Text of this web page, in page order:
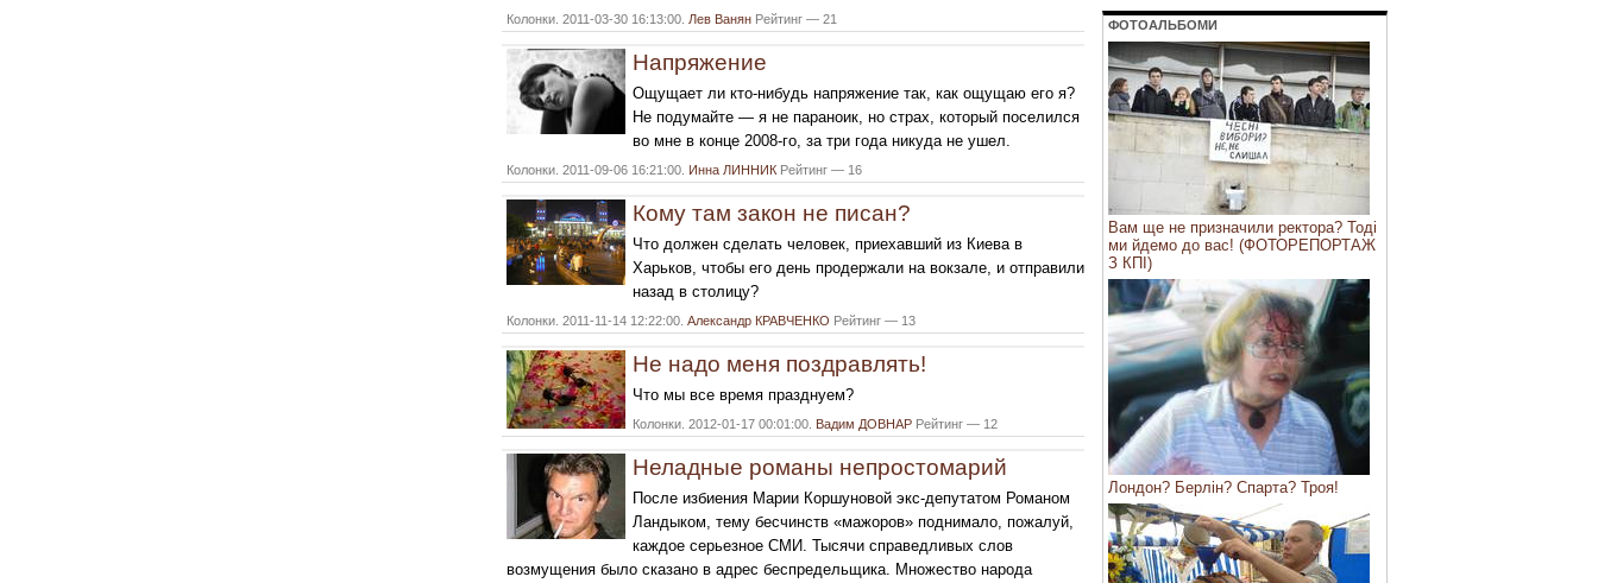
Колонки. 2011-03-30 16:13:00. Лев Ванян Рейтинг — 21
Напряжение
Ощущает ли кто-нибудь напряжение так, как ощущаю его я?
Не подумайте — я не параноик, но страх, который поселился
во мне в конце 2008-го, за три года никуда не ушел.
Колонки. 2011-09-06 16:21:00. Инна ЛИННИК Рейтинг — 16
Кому там закон не писан?
Что должен сделать человек, приехавший из Киева в
Харьков, чтобы его день продержали на вокзале, и отправили
назад в столицу?
Колонки. 2011-11-14 12:22:00. Александр КРАВЧЕНКО Рейтинг — 13
Не надо меня поздравлять!
Что мы все время празднуем?
Колонки. 2012-01-17 00:01:00. Вадим ДОВНАР Рейтинг — 12
Неладные романы непростомарий
После избиения Марии Коршуновой экс-депутатом Романом
Ландыком, тему бесчинств «мажоров» поднимало, пожалуй,
каждое серьезное СМИ. Тысячи справедливых слов
возмущения было сказано в адрес беспредельщика. Множество народа
ФОТОАЛЬБОМИ
Вам ще не призначили ректора? Тоді
ми йдемо до вас! (ФОТОРЕПОРТАЖ
З КПІ)
Лондон? Берлін? Спарта? Троя!